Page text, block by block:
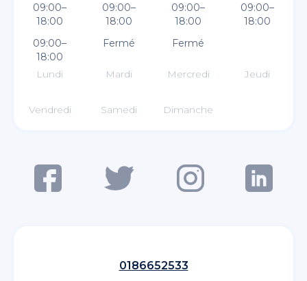
09:00–
18:00
09:00–
18:00
09:00–
18:00
09:00–
18:00
09:00–
18:00
Fermé Fermé
Lundi Mardi Mercredi Jeudi
Vendredi Samedi Dimanche
0186652533